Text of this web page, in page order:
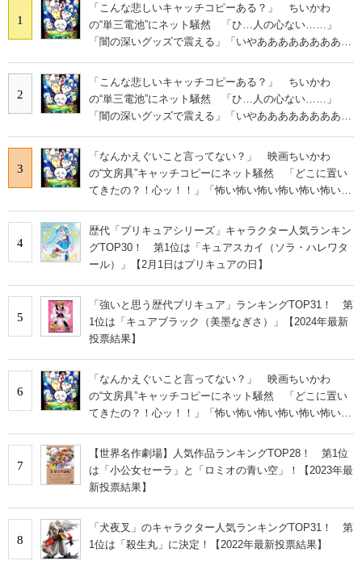
1
「こんな悲しいキャッチコピーある？」 ちいかわ
の“単三電池”にネット騒然 「ひ…人の心ない……」
「闇の深いグッズで震える」「いやあああああああああ
2
「こんな悲しいキャッチコピーある？」 ちいかわ
の“単三電池”にネット騒然 「ひ…人の心ない……」
「闇の深いグッズで震える」「いやあああああああああ
3
「なんかえぐいこと言ってない？」 映画ちいかわ
の“文房具”キャッチコピーにネット騒然 「どこに置い
てきたの？！心ッ！！」「怖い怖い怖い怖い怖い怖い怖
4
歴代「プリキュアシリーズ」キャラクター人気ランキン
グTOP30！ 第1位は「キュアスカイ（ソラ・ハレワタ
ール）」【2月1日はプリキュアの日】
5
「強いと思う歴代プリキュア」ランキングTOP31！ 第
1位は「キュアブラック（美墨なぎさ）」【2024年最新
投票結果】
6
「なんかえぐいこと言ってない？」 映画ちいかわ
の“文房具”キャッチコピーにネット騒然 「どこに置い
てきたの？！心ッ！！」「怖い怖い怖い怖い怖い怖い怖
7
【世界名作劇場】人気作品ランキングTOP28！ 第1位
は「小公女セーラ」と「ロミオの青い空」！【2023年最
新投票結果】
8
「犬夜叉」のキャラクター人気ランキングTOP31！ 第
1位は「殺生丸」に決定！【2022年最新投票結果】